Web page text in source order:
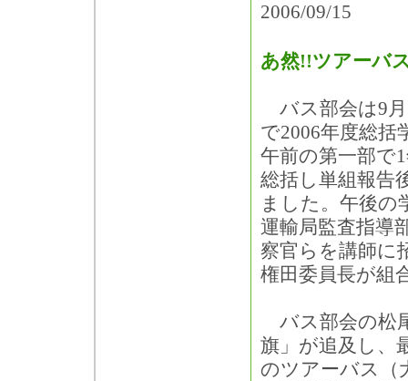
2006/09/15
あ然!!ツアーバ
バス部会は9
で2006年度総括
午前の第一部で
総括し単組報告
ました。午後の
運輸局監査指導
察官らを講師に
権田委員長が組
バス部会の松
旗」が追及し、
のツアーバス（